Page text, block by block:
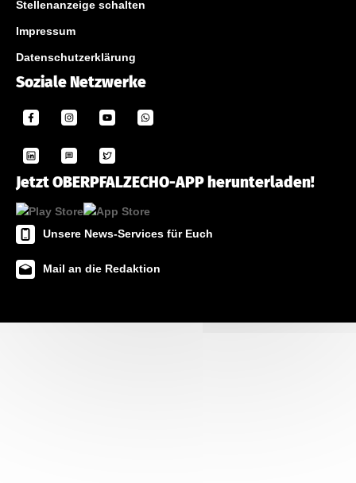
Stellenanzeige schalten
Impressum
Datenschutzerklärung
Soziale Netzwerke
Jetzt OBERPFALZECHO-APP herunterladen!
Unsere News-Services für Euch
Mail an die Redaktion